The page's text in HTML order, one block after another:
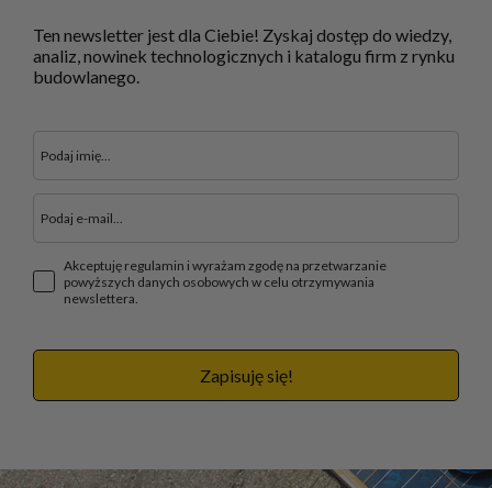
Ten newsletter jest dla Ciebie! Zyskaj dostęp do wiedzy,
analiz, nowinek technologicznych i katalogu firm z rynku
budowlanego.
Akceptuję regulamin i wyrażam zgodę na przetwarzanie
powyższych danych osobowych w celu otrzymywania
newslettera.
Zapisuję się!